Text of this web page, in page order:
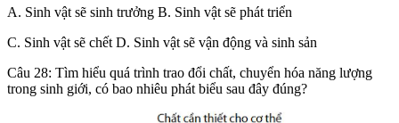
A. Sinh vật sẽ sinh trưởng B. Sinh vật sẽ phát triển
C. Sinh vật sẽ chết D. Sinh vật sẽ vận động và sinh sản
Câu 28: Tìm hiểu quá trình trao đổi chất, chuyển hóa năng lượng
trong sinh giới, có bao nhiêu phát biểu sau đây đúng?